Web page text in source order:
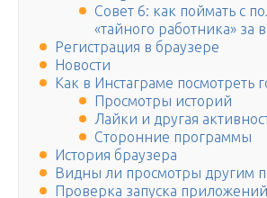
Совет 6: как поймать с
«тайного работника» за
Регистрация в браузере
Новости
Как в Инстаграме посмотреть
Просмотры историй
Лайки и другая
Сторонние программы
История браузера
Видны ли просмотры другим
Проверка запуска приложений